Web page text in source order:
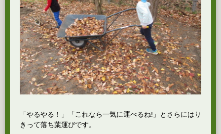
「やるやる！」「これなら一気に運べるね!」とさらにはり
きって落ち葉運びです。